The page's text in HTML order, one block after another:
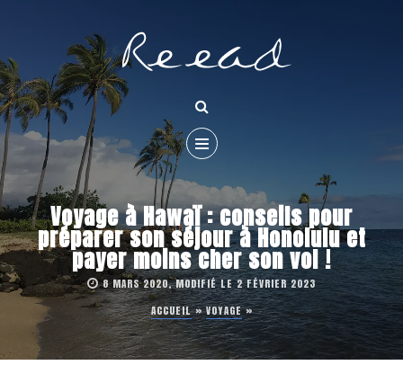
Voyage à Hawaï : conseils pour
préparer son séjour à Honolulu et
payer moins cher son vol !
8 MARS 2020, MODIFIÉ LE 2 FÉVRIER 2023
ACCUEIL»VOYAGE»